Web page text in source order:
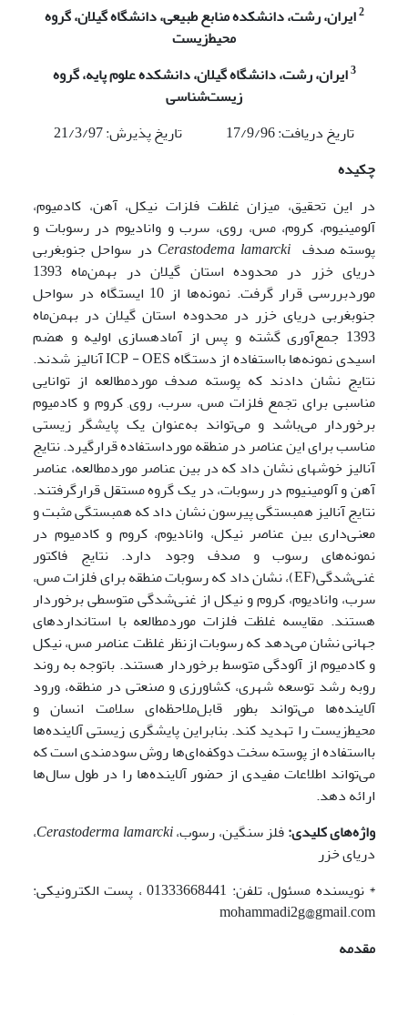
2ایران، رشت، دانشکده منابع طبیعی، دانشگاه گیلان، گروه
محیط‌زیست
3ایران، رشت، دانشگاه گیلان، دانشکده علوم پایه، گروه
زیست‌شناسی
تاریخ دریافت: 17/9/96 تاریخ پذیرش: 21/3/97
چکیده
در این تحقیق، میزان غلظت فلزات نیکل، آهن، کادمیوم،
آلومینیوم، کروم، مس، روی، سرب و وانادیوم در رسوبات و
پوسته صدف Cerastodema lamarcki در سواحل جنوب­غربی
دریای خزر در محدوده استان گیلان در بهمن‌ماه 1393
موردبررسی قرار گرفت. نمونه‌ها از 10 ایستگاه در سواحل
جنوب­غربی دریای خزر در محدوده استان گیلان در بهمن‌ماه
1393 جمع‌آوری گشته و پس از آماده­سازی اولیه و هضم
اسیدی نمونه‌ها بااستفاده از دستگاه ICP - OES آنالیز شدند.
نتایج نشان دادند که پوسته صدف موردمطالعه از توانایی
مناسبی برای تجمع فلزات مس، سرب، روی, کروم و کادمیوم
برخوردار می‌باشد و می‌تواند به‌عنوان یک پایشگر زیستی
مناسب برای این عناصر در منطقه مورداستفاده قرارگیرد. نتایج
آنالیز خوشه­ای نشان داد که در بین عناصر موردمطالعه، عناصر
آهن و آلومینیوم در رسوبات، در یک گروه مستقل قرارگرفتند.
نتایج آنالیز همبستگی پیرسون نشان داد که همبستگی مثبت و
معنی‌داری بین عناصر نیکل، وانادیوم، کروم و کادمیوم در
نمونه‌های رسوب و صدف وجود دارد. نتایج فاکتور
غنی‌شدگی(EF)، نشان داد که رسوبات منطقه برای فلزات مس،
سرب، وانادیوم، کروم و نیکل از غنی‌شدگی متوسطی برخوردار
هستند. مقایسه غلظت فلزات موردمطالعه با استانداردهای
جهانی نشان می‌دهد که رسوبات ازنظر غلظت عناصر مس، نیکل
و کادمیوم از آلودگی متوسط برخوردار هستند. باتوجه به روند
رو­به رشد توسعه شهری، کشاورزی و صنعتی در منطقه، ورود
آلاینده‌ها می‌تواند بطور قابل‌ملاحظه‌ای سلامت انسان و
محیط‌زیست را تهدید کند. بنابراین پایشگری زیستی آلاینده‌ها
بااستفاده از پوسته سخت دوکفه‌ای‌ها روش سودمندی است که
می‌تواند اطلاعات مفیدی از حضور آلاینده‌ها را در طول سال‌ها
ارائه دهد.
واژه‌های کلیدی:فلز سنگین، رسوب،Cerastoderma lamarcki،
دریای خزر
* نویسنده مسئول، تلفن: 01333668441 ، پست الکترونیکی:
mohammadi2g@gmail.com
مقدمه